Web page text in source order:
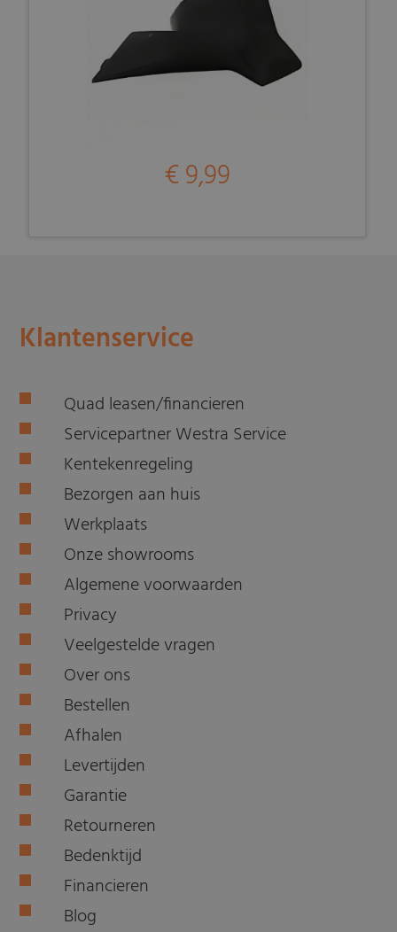
€ 9,99
Klantenservice
Quad leasen/financieren
Servicepartner Westra Service
Kentekenregeling
Bezorgen aan huis
Werkplaats
Onze showrooms
Algemene voorwaarden
Privacy
Veelgestelde vragen
Over ons
Bestellen
Afhalen
Levertijden
Garantie
Retourneren
Bedenktijd
Financieren
Blog